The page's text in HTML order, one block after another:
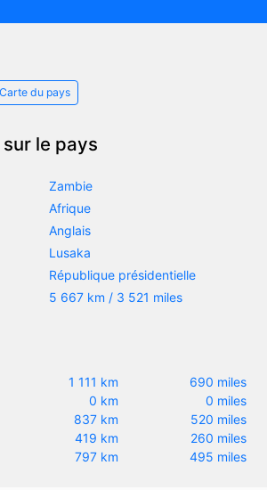
Carte du pays
le pays
Zambie
Afrique
Anglais
Lusaka
République présidentielle
5 667 km / 3 521 miles
1 111 km
690 miles
0 km
0 miles
837 km
520 miles
419 km
260 miles
797 km 495 miles